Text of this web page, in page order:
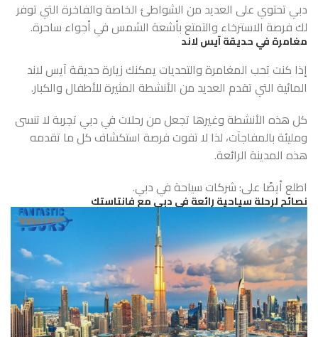
دبي تحتوي على العديد من الشواطئ الخاصة والفاخرة التي توفر
لك فرصة الاسترخاء والتمتع بأشعة الشمس في أجواء ساحرة.
مغامرة في حديقة آيس لاند
إذا كنت تحب المغامرة والتحديات يمكنك زيارة حديقة آيس لاند
المائية التي تقدم العديد من الأنشطة المثيرة للأطفال والكبار.
كل هذه الأنشطة وغيرها تجعل من رحلات في دبي تجربة لا تنسى
ومليئة بالمفاجآت، لذا لا تفوت فرصة استكشاف كل ما تقدمه
هذه المدينة الرائعة.
اطلع أيضًا على:شركات سياحة في دبي.
نصائح لرحلة سياحية رائعة في دبي مع فانتاستك